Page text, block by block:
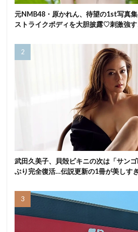
元NMB48・原かれん、待望の1st写真
ストライクボディを大胆披露♡刺激強
武田久美子、貝殻ビキニの次は「サン
ぶり完全復活…伝説更新の1冊が美しす